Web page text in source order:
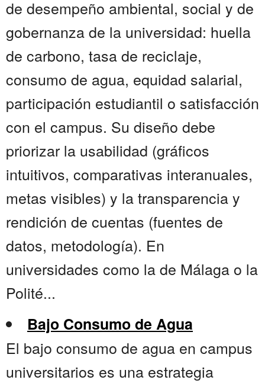
de desempeño ambiental, social y de
gobernanza de la universidad: huella
de carbono, tasa de reciclaje,
consumo de agua, equidad salarial,
participación estudiantil o satisfacción
con el campus. Su diseño debe
priorizar la usabilidad (gráficos
intuitivos, comparativas interanuales,
metas visibles) y la transparencia y
rendición de cuentas (fuentes de
datos, metodología). En
universidades como la de Málaga o la
Polité...
Bajo Consumo de Agua
El bajo consumo de agua en campus
universitarios es una estrategia